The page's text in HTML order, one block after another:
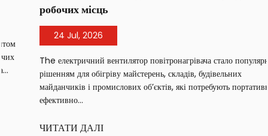
робочих місць
24 Jul, 2026
The електричний вентилятор повітронагрівача стало популярним
рішенням для обігріву майстерень, складів, будівельних
майданчиків і промислових об’єктів, які потребують портативного,
ефективно...
ЧИТАТИ ДАЛІ